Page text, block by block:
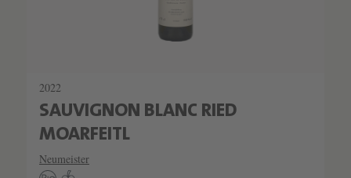
2022
SAUVIGNON BLANC RIED
MOARFEITL
Neumeister